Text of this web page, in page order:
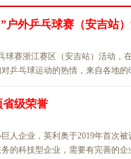
户外乒乓球赛（安吉站
赛浙江赛区（安吉站）活动，
乒乓球运动的热情，来自各地的
省级荣誉
人企业，英利奥于2019年首次
的科技型企业，需要有完善的